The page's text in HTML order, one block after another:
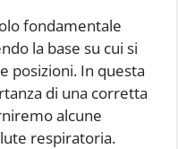
fondamentale
la base su cui si
posizioni. In questa
di una corretta
alcune
respiratoria.